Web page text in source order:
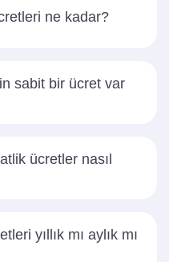
ne kadar?
sabit bir ücret var
ücretler nasıl
yıllık mı aylık mı